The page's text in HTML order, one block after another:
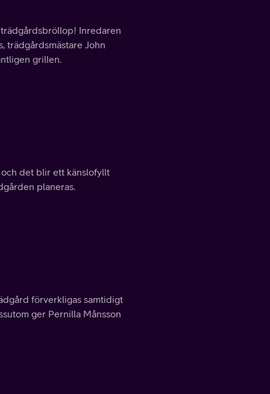
trädgårdsbröllop! Inredaren
trädgårdsmästare John
grillen.
det blir ett känslofyllt
planeras.
förverkligas samtidigt
ger Pernilla Månsson